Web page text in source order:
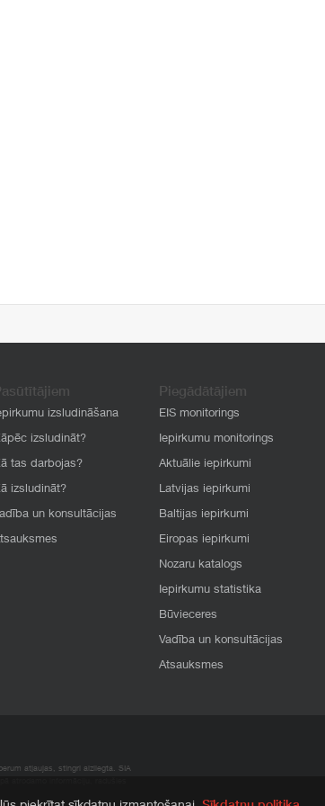
izsludināšana
izsludināt?
tas darbojas?
izsludināt?
un konsultācijas
Piegādātājiem
EIS monitorings
Iepirkumu monitorings
Aktuālie iepirkumi
Latvijas iepirkumi
Baltijas iepirkumi
Eiropas iepirkumi
Nozaru katalogs
Iepirkumu statistika
Būvieceres
Vadība un konsultācijas
Atsauksmes
atļaujas, stingri aizliegta. SIA